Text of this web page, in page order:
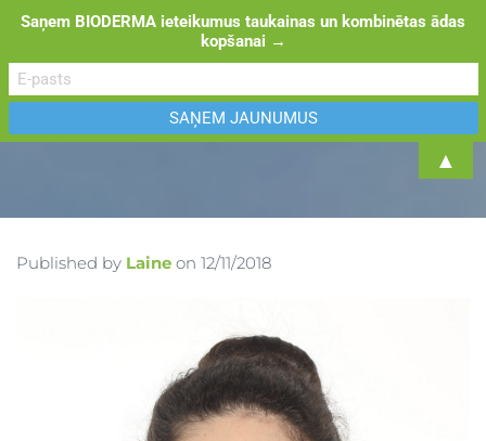
Published by Laine on 12/11/2018
Saņem BIODERMA ieteikumus taukainas un kombinētas ādas
kopšanai →
▲